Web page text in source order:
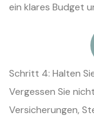
ein klares Budget
Schritt 4: Halten
Vergessen Sie
Versicherungen,